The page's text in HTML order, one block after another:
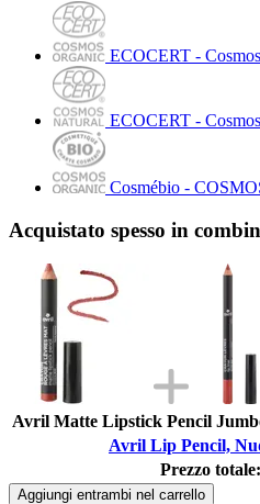
ECOCERT -
ECOCERT -
Cosmébio -
Acquistato spesso in
Avril Matte Lipstick Pencil
Avril Lip Pencil,
Prezzo totale:
Aggiungi entrambi nel carrello